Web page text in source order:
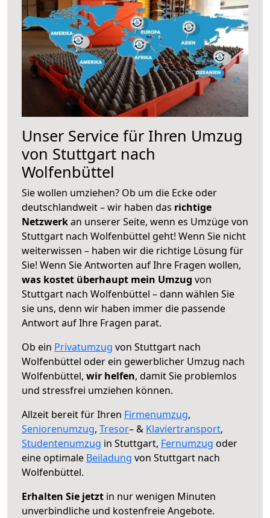
Unser Service für Ihren Umzug
von Stuttgart nach
Wolfenbüttel
Sie wollen umziehen? Ob um die Ecke oder
deutschlandweit – wir haben das richtige
Netzwerkan unserer Seite, wenn es Umzüge von
Stuttgart nach Wolfenbüttel geht! Wenn Sie nicht
weiterwissen – haben wir die richtige Lösung für
Sie! Wenn Sie Antworten auf Ihre Fragen wollen,
was kostet überhaupt mein Umzug von
Stuttgart nach Wolfenbüttel – dann wählen Sie
sie uns, denn wir haben immer die passende
Antwort auf Ihre Fragen parat.
Ob ein Privatumzug von Stuttgart nach
Wolfenbüttel oder ein gewerblicher Umzug nach
Wolfenbüttel, wir helfen, damit Sie problemlos
und stressfrei umziehen können.
Allzeit bereit für Ihren Firmenumzug,
Seniorenumzug, Tresor– & Klaviertransport,
Studentenumzug in Stuttgart, Fernumzug oder
eine optimale Beiladung von Stuttgart nach
Wolfenbüttel.
Erhalten Sie jetzt in nur wenigen Minuten
unverbindliche und kostenfreie Angebote.